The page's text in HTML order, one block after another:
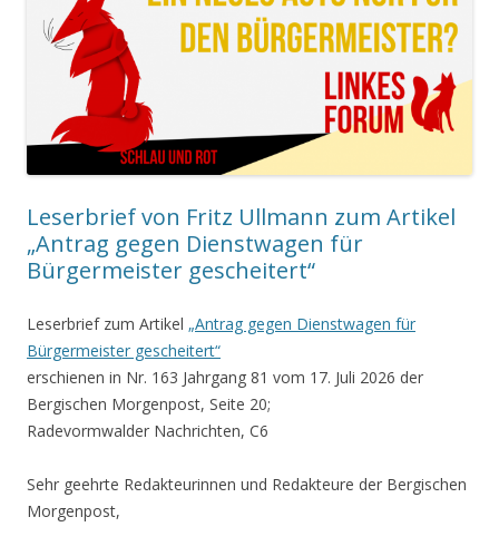
Leserbrief von Fritz Ullmann zum Artikel
„Antrag gegen Dienstwagen für
Bürgermeister gescheitert“
Leserbrief zum Artikel „Antrag gegen Dienstwagen für
Bürgermeister gescheitert“
erschienen in Nr. 163 Jahrgang 81 vom 17. Juli 2026 der
Bergischen Morgenpost, Seite 20;
Radevormwalder Nachrichten, C6
Sehr geehrte Redakteurinnen und Redakteure der Bergischen
Morgenpost,